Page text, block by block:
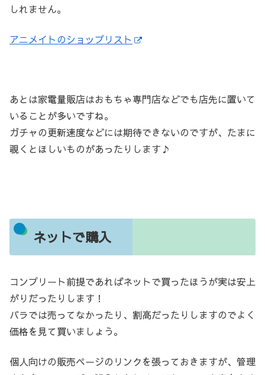
しれません。
アニメイトのショップリスト
あとは家電量販店はおもちゃ専門店などでも店先に置いて
いることが多いですね。
ガチャの更新速度などには期待できないのですが、たまに
覗くとほしいものがあったりします♪
ネットで購入
コンプリート前提であればネットで買ったほうが実は安上
がりだったりします！
バラでは売ってなかったり、割高だったりしますのでよく
価格を見て買いましょう。
個人向けの販売ページのリンクを張っておきますが、管理